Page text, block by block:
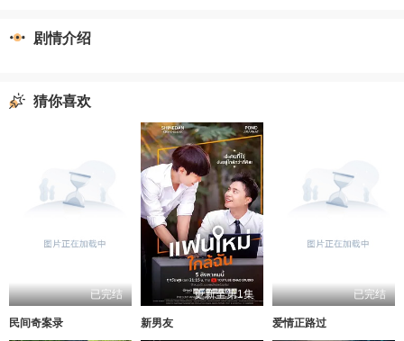
剧情介绍
猜你喜欢
已完结
民间奇案录
更新至第1集
新男友
已完结
爱情正路过